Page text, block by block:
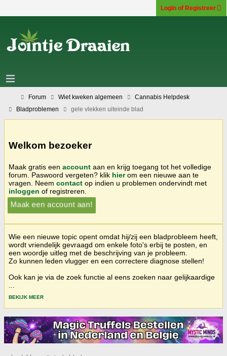
Login of Registreer
Forum Wiet kweken algemeen
Cannabis Helpdesk
Bladproblemen
gele vlekken uiteinde blad
Welkom bezoeker
Maak gratis een account aan en krijg toegang tot het volledige
forum. Paswoord vergeten? klik hierom een nieuwe aan te
vragen. Neem contact op indien u problemen ondervindt met
inloggen of registreren.
Maak een account aan!
Wie een nieuwe topic opent omdat hij/zij een bladprobleem heeft,
wordt vriendelijk gevraagd om enkele foto's erbij te posten, en
een woordje uitleg met de beschrijving van je probleem.
Zo kunnen leden vlugger en een correctere diagnose stellen!
Ook kan je via de zoek functie al eens zoeken naar gelijkaardige
BEKIJK MEER